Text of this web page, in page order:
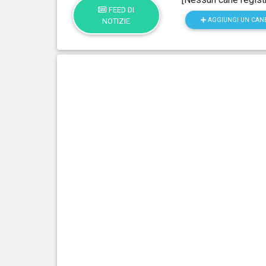
FEED DI
NOTIZIE
AGGIUNGI UN